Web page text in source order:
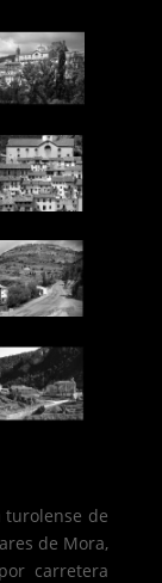
turolense de
de Mora,
carretera